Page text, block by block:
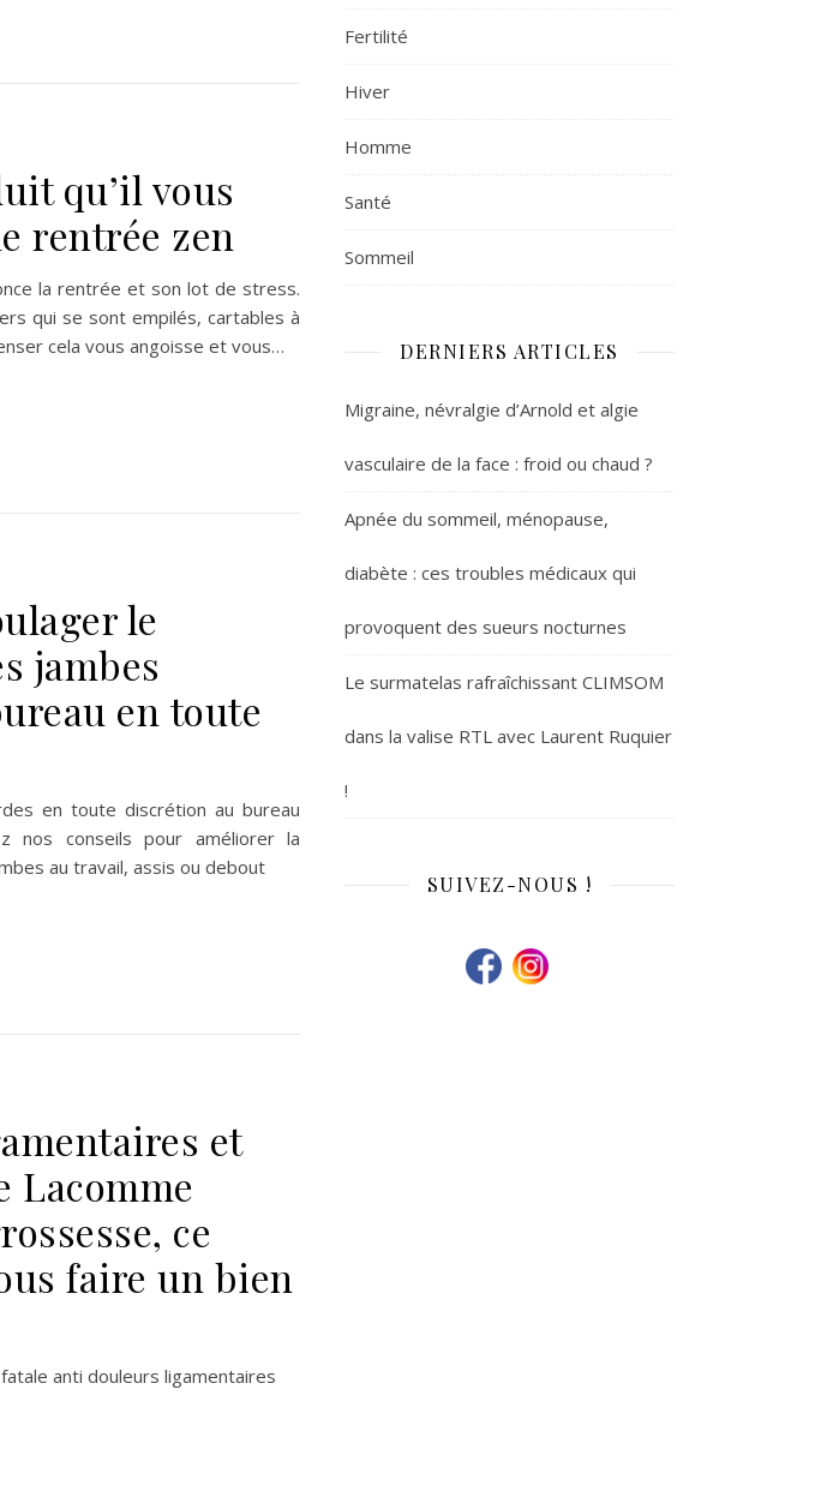
qu’il vous
rentrée zen
la rentrée et son lot de stress.
qui se sont empilés, cartables à
cela vous angoisse et vous…
le
jambes
en toute
en toute discrétion au bureau
nos conseils pour améliorer la
au travail, assis ou debout
et
Lacomme
ce
faire un bien
fatale anti douleurs ligamentaires
Fertilité
Hiver
Homme
Santé
Sommeil
DERNIERS ARTICLES
Migraine, névralgie d’Arnold et algie
vasculaire de la face : froid ou chaud ?
Apnée du sommeil, ménopause,
diabète : ces troubles médicaux qui
provoquent des sueurs nocturnes
Le surmatelas rafraîchissant CLIMSOM
dans la valise RTL avec Laurent Ruquier
!
SUIVEZ-NOUS !